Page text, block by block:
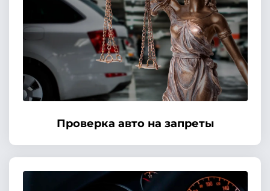
Проверка авто на запреты